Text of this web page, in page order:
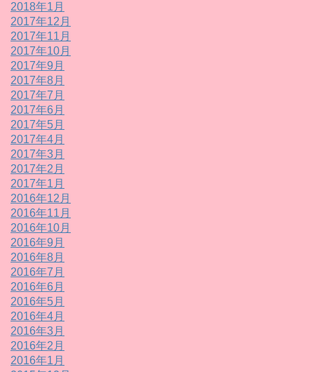
2018年1月
2017年12月
2017年11月
2017年10月
2017年9月
2017年8月
2017年7月
2017年6月
2017年5月
2017年4月
2017年3月
2017年2月
2017年1月
2016年12月
2016年11月
2016年10月
2016年9月
2016年8月
2016年7月
2016年6月
2016年5月
2016年4月
2016年3月
2016年2月
2016年1月